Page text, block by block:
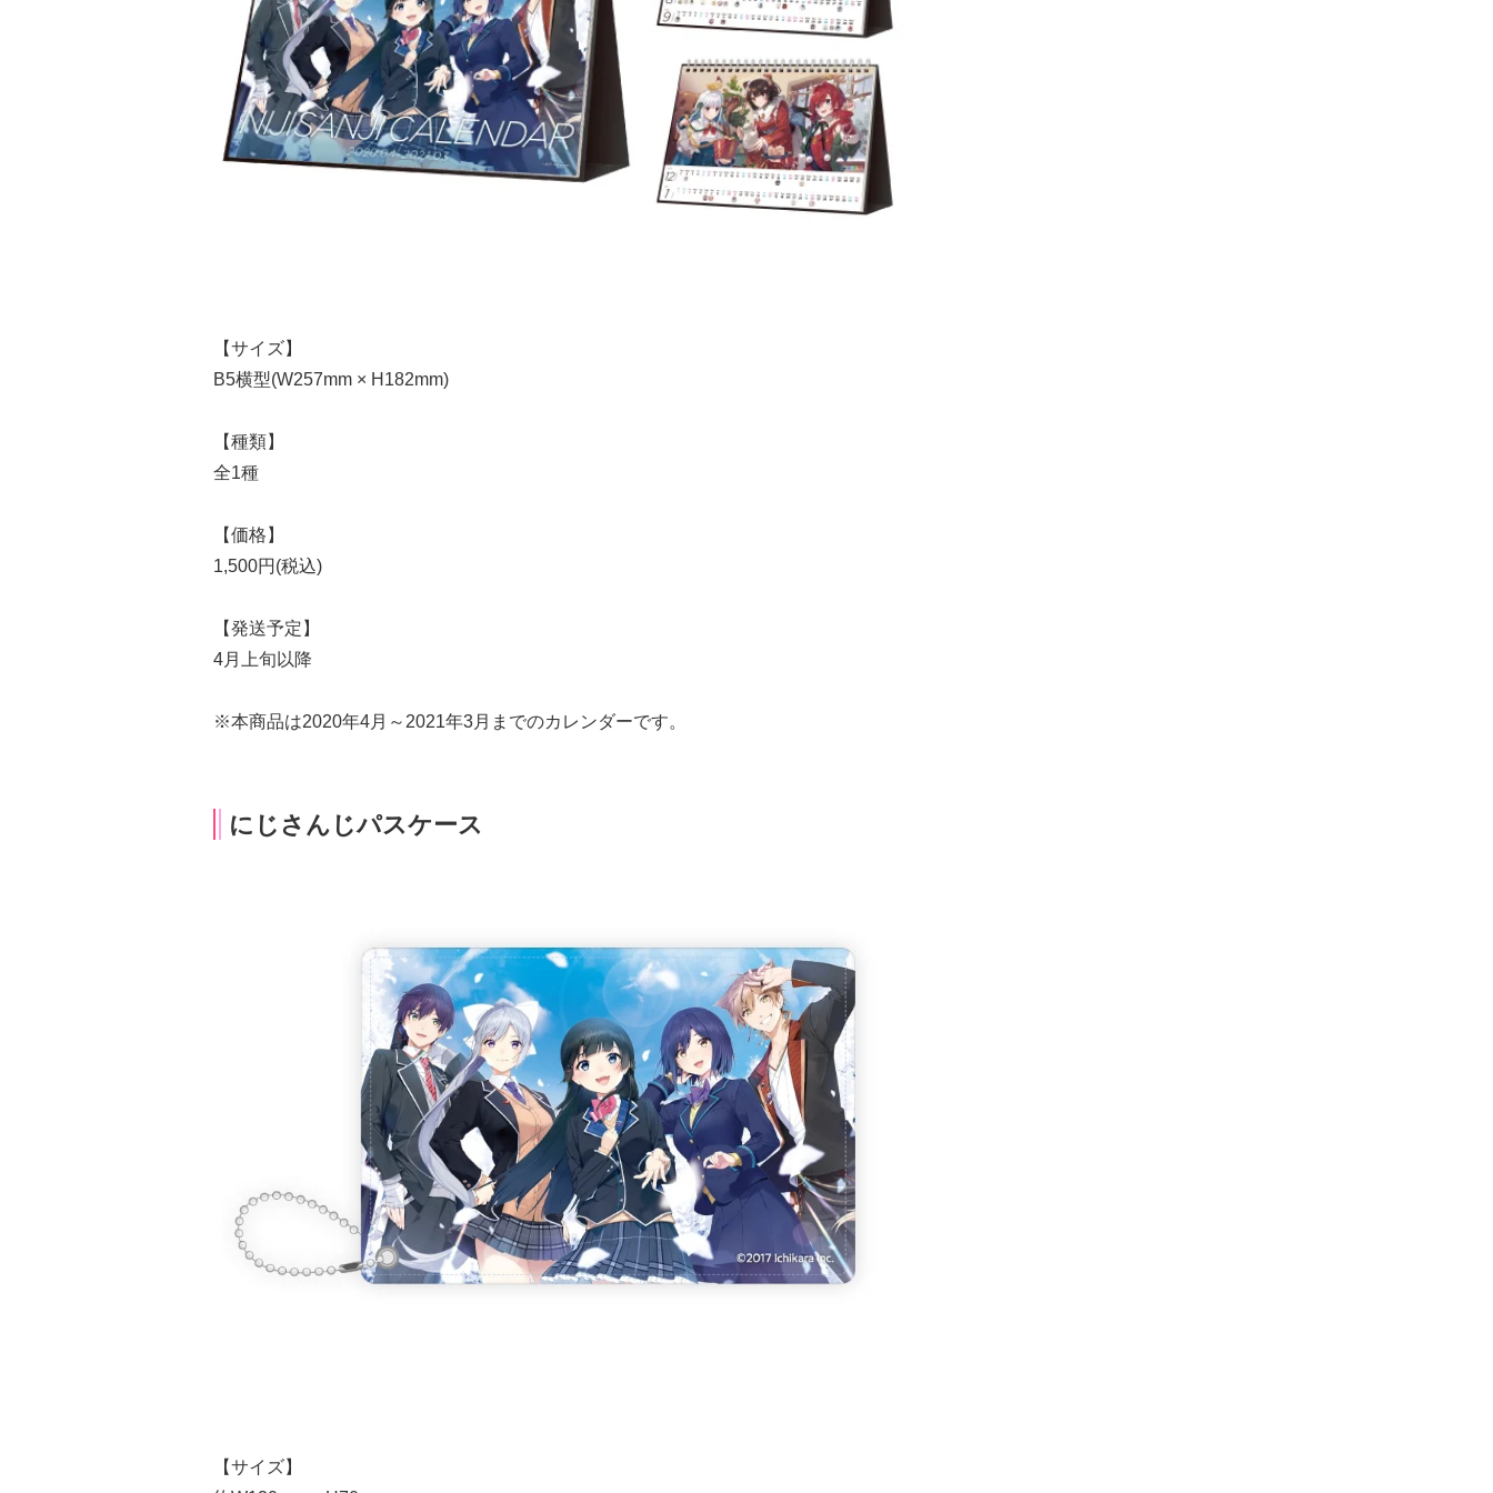
【サイズ】
B5横型(W257mm × H182mm)
【種類】
全1種
【価格】
1,500円(税込)
【発送予定】
4月上旬以降
※本商品は2020年4月～2021年3月までのカレンダーです。
にじさんじパスケース
【サイズ】